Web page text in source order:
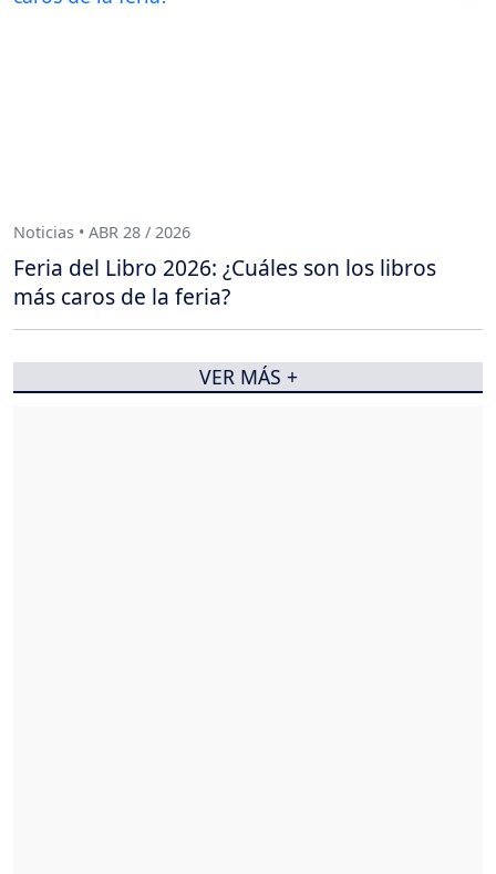
Noticias • ABR 28 / 2026
Feria del Libro 2026: ¿Cuáles son los libros
más caros de la feria?
VER MÁS +